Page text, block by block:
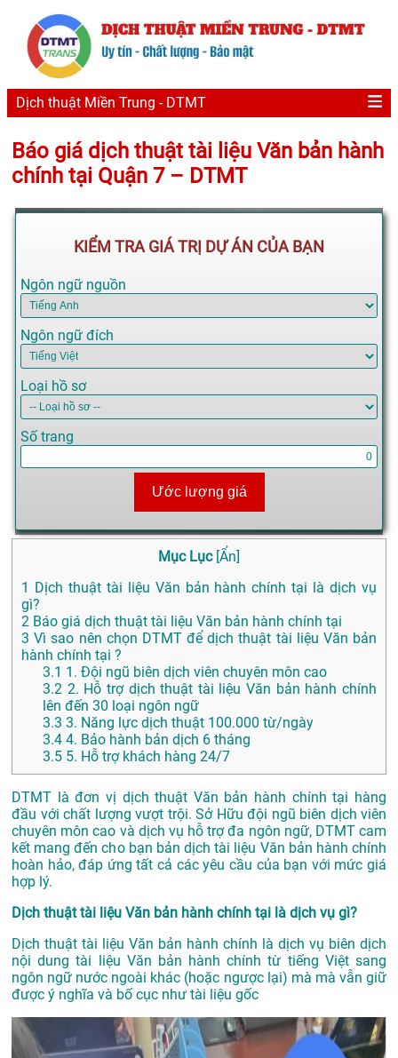
Dịch thuật Miền Trung - DTMT
Báo giá dịch thuật tài liệu Văn bản hành
chính tại Quận 7 – DTMT
KIỂM TRA GIÁ TRỊ DỰ ÁN CỦA BẠN
Ngôn ngữ nguồn
Ngôn ngữ đích
Loại hồ sơ
Số trang
Ước lượng giá
Mục Lục [Ẩn]
1
Dịch thuật tài liệu Văn bản hành chính tại là dịch vụ
gì?
2 Báo giá dịch thuật tài liệu Văn bản hành chính tại
3 Vì sao nên chọn DTMT để dịch thuật tài liệu Văn bản
hành chính tại ?
3.1 1. Đội ngũ biên dịch viên chuyên môn cao
3.2 2. Hỗ trợ dịch thuật tài liệu Văn bản hành chính
lên đến 30 loại ngôn ngữ
3.3 3. Năng lực dịch thuật 100.000 từ/ngày
3.4 4. Bảo hành bản dịch 6 tháng
3.5 5. Hỗ trợ khách hàng 24/7
DTMT là đơn vị dịch thuật Văn bản hành chính tại hàng
đầu với chất lượng vượt trội. Sở Hữu đội ngũ biên dịch viên
chuyên môn cao và dịch vụ hỗ trợ đa ngôn ngữ, DTMT cam
kết mang đến cho bạn bản dịch tài liệu Văn bản hành chính
hoàn hảo, đáp ứng tất cả các yêu cầu của bạn với mức giá
hợp lý.
Dịch thuật tài liệu Văn bản hành chính tại là dịch vụ gì?
Dịch thuật tài liệu Văn bản hành chính là dịch vụ biên dịch
nội dung tài liệu Văn bản hành chính từ tiếng Việt sang
ngôn ngữ nước ngoài khác (hoặc ngược lại) mà mà vẫn giữ
được ý nghĩa và bố cục như tài liệu gốc